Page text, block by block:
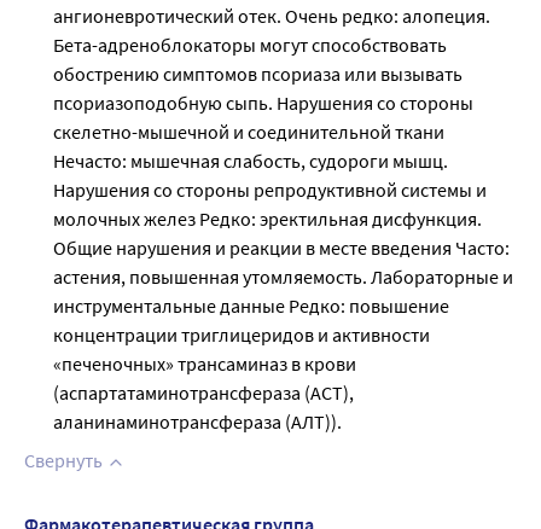
ангионевротический отек. Очень редко: алопеция.
Бета-адреноблокаторы могут способствовать
обострению симптомов псориаза или вызывать
псориазоподобную сыпь. Нарушения со стороны
скелетно-мышечной и соединительной ткани
Нечасто: мышечная слабость, судороги мышц.
Нарушения со стороны репродуктивной системы и
молочных желез Редко: эректильная дисфункция.
Общие нарушения и реакции в месте введения Часто:
астения, повышенная утомляемость. Лабораторные и
инструментальные данные Редко: повышение
концентрации триглицеридов и активности
«печеночных» трансаминаз в крови
(аспартатаминотрансфераза (АСТ),
аланинаминотрансфераза (АЛТ)).
Свернуть
Фармакотерапевтическая группа